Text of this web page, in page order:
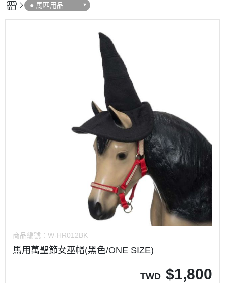
● 馬匹用品
商品編號： W-HR012BK
馬用萬聖節女巫帽(黑色/ONE SIZE)
TWD $1,800